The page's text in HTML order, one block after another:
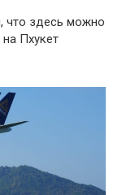
что здесь можно
Пхукет